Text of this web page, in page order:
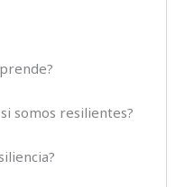
somos resilientes?